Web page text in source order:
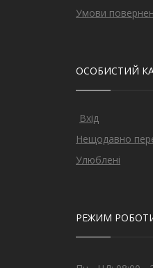
Умови
ОСОБИСТИЙ
Вхід
Нещодавно
Улюблені
РЕЖИМ